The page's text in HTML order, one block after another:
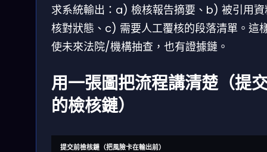
求系統輸出：a) 檢核報告摘要、b) 被引用
核對狀態、c) 需要人工覆核的段落清單。這
使未來法院/機構抽查，也有證據鏈。
用一張圖把流程講清楚（提
的檢核鏈）
提交前檢核鏈（把風險卡在輸出前）